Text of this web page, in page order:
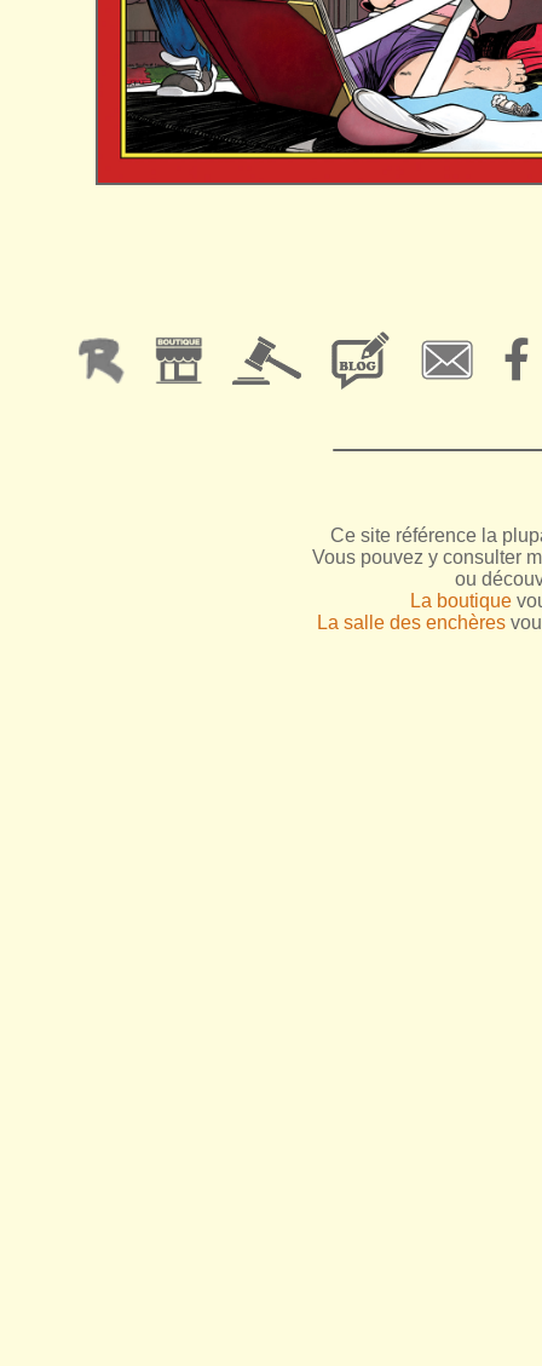
Ce site référence la
Vous pouvez y consulter
ou
La boutique
La salle des enchères